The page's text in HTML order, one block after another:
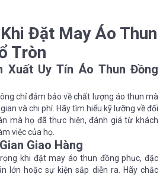
Đặt May Áo Thun
Tròn
Xuất Uy Tín Áo Thun Đồng
chỉ đảm bảo về chất lượng áo thun mà
và chi phí. Hãy tìm hiểu kỹ lưỡng về đối
mà họ đã thực hiện, đánh giá từ khách
việc của họ.
Giao Hàng
khi đặt may áo thun đồng phục, đặc
lớn hoặc sự kiện sắp diễn ra. Hãy chắc